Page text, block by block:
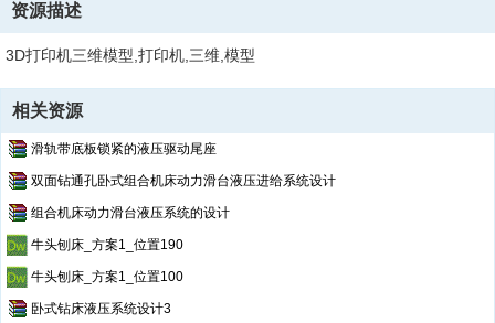
资源描述
3D打印机三维模型,打印机,三维,模型
相关资源
滑轨带底板锁紧的液压驱动尾座
双面钻通孔卧式组合机床动力滑台液压进给系统设计
组合机床动力滑台液压系统的设计
牛头刨床_方案1_位置190
牛头刨床_方案1_位置100
卧式钻床液压系统设计3